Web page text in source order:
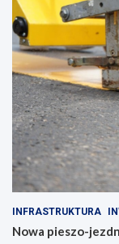
INFRASTRUKTURA
Nowa pieszo-